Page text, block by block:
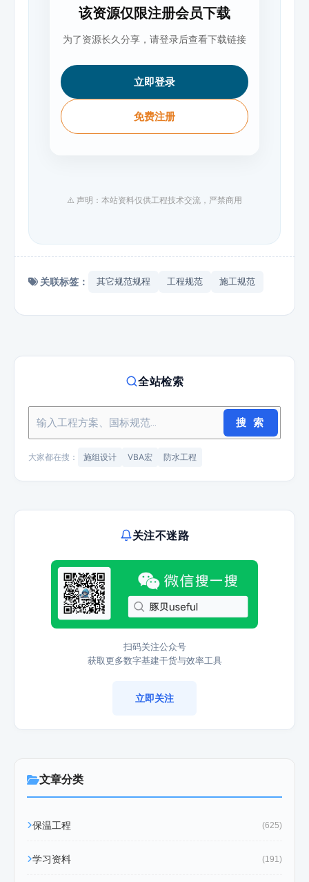
该资源仅限注册会员下载
为了资源长久分享，请登录后查看下载链接
立即登录
免费注册
⚠️ 声明：本站资料仅供工程技术交流，严禁商用
关联标签： 其它规范规程 工程规范 施工规范
全站检索
搜 索
大家都在搜： 施组设计 VBA宏 防水工程
关注不迷路
扫码关注公众号
获取更多数字基建干货与效率工具
立即关注
文章分类
保温工程 (625)
学习资料 (191)